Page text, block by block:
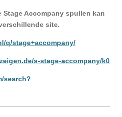
Stage Accompany spullen kan
site.
q/stage+accompany/
s-stage-accompany/k0
search?